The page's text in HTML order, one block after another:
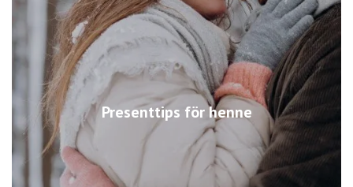
Presenttips för henne